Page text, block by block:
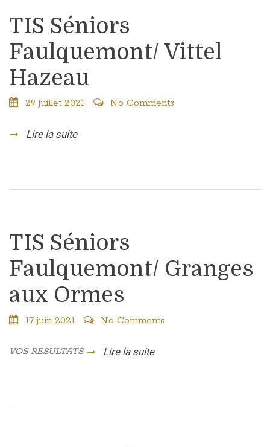
TIS Séniors
Faulquemont/ Vittel
Hazeau
29 juillet 2021 No Comments
Lire la suite
TIS Séniors
Faulquemont/ Granges
aux Ormes
17 juin 2021 No Comments
VOS RESULTATS Lire la suite